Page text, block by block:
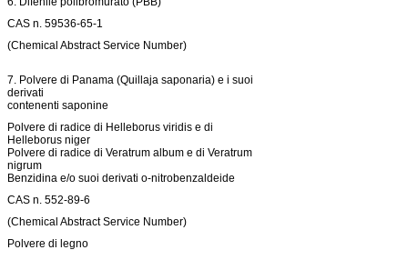
CAS n. 59536-65-1
(Chemical Abstract Service Number)
7. Polvere di Panama (Quillaja saponaria) e i suoi
derivati
contenenti saponine
Polvere di radice di Helleborus viridis e di
Helleborus niger
Polvere di radice di Veratrum album e di Veratrum
nigrum
Benzidina e/o suoi derivati o-nitrobenzaldeide
CAS n. 552-89-6
(Chemical Abstract Service Number)
Polvere di legno